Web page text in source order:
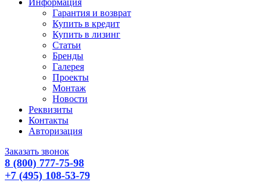
Информация
Гарантия и возврат
Купить в кредит
Купить в лизинг
Статьи
Бренды
Галерея
Проекты
Монтаж
Новости
Реквизиты
Контакты
Авторизация
Заказать звонок
8 (800) 777-75-98
+7 (495) 108-53-79